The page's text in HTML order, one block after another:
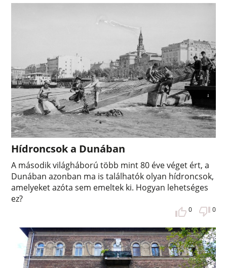
Hídroncsok a Dunában
A második világháború több mint 80 éve véget ért, a
Dunában azonban ma is találhatók olyan hídroncsok,
amelyeket azóta sem emeltek ki. Hogyan lehetséges
ez?
0 0